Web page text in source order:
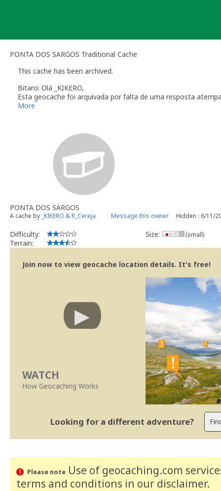
PONTA DOS SARGOS Traditional Cache
This cache has been archived.
Bitaro: Olá _KIKERO,
Esta geocache foi arquivada por falta de uma resposta
Verifique a secção das
Geocaching.com Volunteer Geocache Reviewer
Revisor Voluntário em Geocaching.com
More
PONTA DOS SARGOS
A cache by _KIKERO & R_Cereja Message this owner Hidden : 6/11/
Difficulty:
Terrain:
Size: (small)
Join now to view geocache location details. It's free!
WATCH
How Geocaching Works
Looking for a different adventure?
Please noteUse of geocaching.com
terms and conditions in our disclaimer.